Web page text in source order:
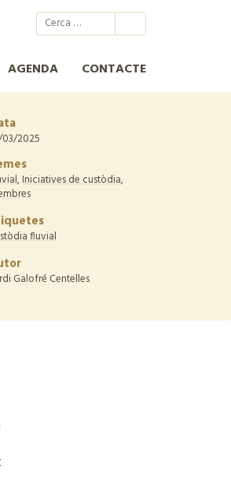
per a la Conservació de la Natura
AGENDA CONTACTE
03/2025
,Iniciatives de custòdia,
fluvial
Galofré Centelles